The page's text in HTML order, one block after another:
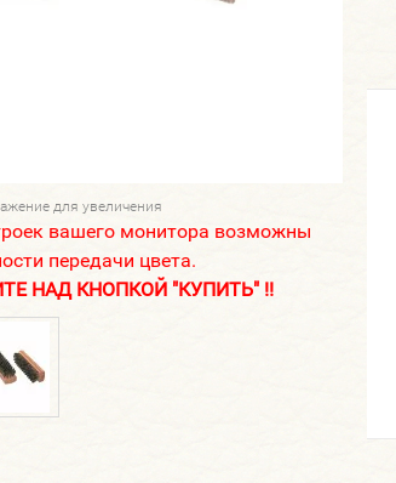
для увеличения
вашего монитора возможны
передачи цвета.
НАД КНОПКОЙ "КУПИТЬ" !!